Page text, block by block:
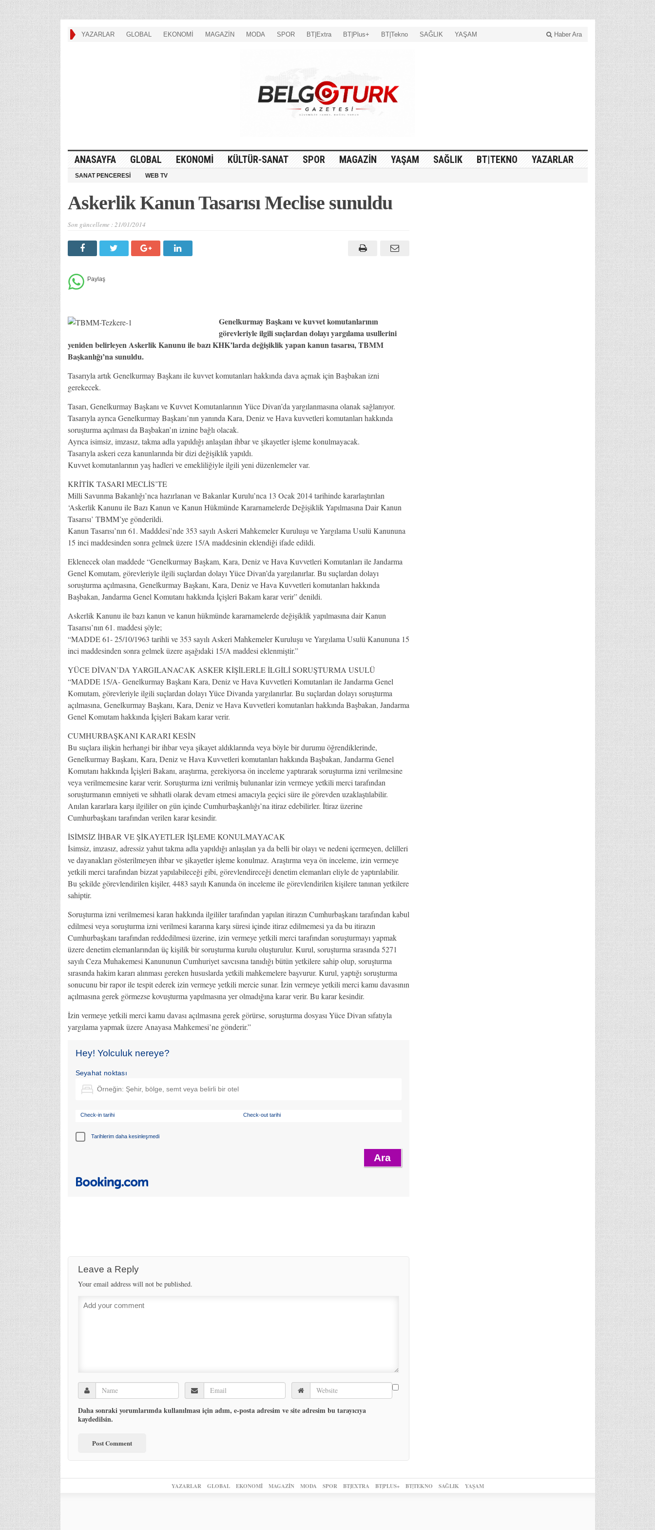
YAZARLAR GLOBAL EKONOMİ MAGAZİN MODA SPOR BT|Extra BT|Plus+ BT|Tekno SAĞLIK YAŞAM Haber Ara
ANASAYFA GLOBAL EKONOMİ KÜLTÜR-SANAT SPOR MAGAZİN YAŞAM SAĞLIK BT|TEKNO YAZARLAR
SANAT PENCERESİ WEB TV
Askerlik Kanun Tasarısı Meclise sunuldu
Son güncelleme :21/01/2014
Genelkurmay Başkanı ve kuvvet komutanlarının
görevleriyle ilgili suçlardan dolayı yargılama usullerini
yeniden belirleyen Askerlik Kanunu ile bazı KHK’larda değişiklik yapan kanun tasarısı, TBMM
Başkanlığı’na sunuldu.
Tasarıyla artık Genelkurmay Başkanı ile kuvvet komutanları hakkında dava açmak için Başbakan izni
gerekecek.
Tasarı, Genelkurmay Başkanı ve Kuvvet Komutanlarının Yüce Divan’da yargılanmasına olanak sağlanıyor.
Tasarıyla ayrıca Genelkurmay Başkanı’nın yanında Kara, Deniz ve Hava kuvvetleri komutanları hakkında
soruşturma açılması da Başbakan’ın iznine bağlı olacak.
Ayrıca isimsiz, imzasız, takma adla yapıldığı anlaşılan ihbar ve şikayetler işleme konulmayacak.
Tasarıyla askeri ceza kanunlarında bir dizi değişiklik yapıldı.
Kuvvet komutanlarının yaş hadleri ve emekliliğiyle ilgili yeni düzenlemeler var.
KRİTİK TASARI MECLİS’TE
Milli Savunma Bakanlığı’nca hazırlanan ve Bakanlar Kurulu’nca 13 Ocak 2014 tarihinde kararlaştırılan
‘Askerlik Kanunu ile Bazı Kanun ve Kanun Hükmünde Kararnamelerde Değişiklik Yapılmasına Dair Kanun
Tasarısı’ TBMM’ye gönderildi.
Kanun Tasarısı’nın 61. Madddesi’nde 353 sayılı Askeri Mahkemeler Kuruluşu ve Yargılama Usulü Kanununa
15 inci maddesinden sonra gelmek üzere 15/A maddesinin eklendiği ifade edildi.
Eklenecek olan maddede “Genelkurmay Başkam, Kara, Deniz ve Hava Kuvvetleri Komutanları ile Jandarma
Genel Komutam, görevleriyle ilgili suçlardan dolayı Yüce Divan’da yargılanırlar. Bu suçlardan dolayı
soruşturma açılmasına, Genelkurmay Başkanı, Kara, Deniz ve Hava Kuvvetleri komutanları hakkında
Başbakan, Jandarma Genel Komutanı hakkında İçişleri Bakam karar verir” denildi.
Askerlik Kanunu ile bazı kanun ve kanun hükmünde kararnamelerde değişiklik yapılmasına dair Kanun
Tasarısı’nın 61. maddesi şöyle;
“MADDE 61- 25/10/1963 tarihli ve 353 sayılı Askeri Mahkemeler Kuruluşu ve Yargılama Usulü Kanununa 15
inci maddesinden sonra gelmek üzere aşağıdaki 15/A maddesi eklenmiştir.”
YÜCE DİVAN’DA YARGILANACAK ASKER KİŞİLERLE İLGİLİ SORUŞTURMA USULÜ
“MADDE 15/A- Genelkurmay Başkanı Kara, Deniz ve Hava Kuvvetleri Komutanları ile Jandarma Genel
Komutam, görevleriyle ilgili suçlardan dolayı Yüce Divanda yargılanırlar. Bu suçlardan dolayı soruşturma
açılmasına, Genelkurmay Başkanı, Kara, Deniz ve Hava Kuvvetleri komutanları hakkında Başbakan, Jandarma
Genel Komutam hakkında İçişleri Bakam karar verir.
CUMHURBAŞKANI KARARI KESİN
Bu suçlara ilişkin herhangi bir ihbar veya şikayet aldıklarında veya böyle bir durumu öğrendiklerinde,
Genelkurmay Başkanı, Kara, Deniz ve Hava Kuvvetleri komutanları hakkında Başbakan, Jandarma Genel
Komutanı hakkında İçişleri Bakanı, araştırma, gerekiyorsa ön inceleme yaptırarak soruşturma izni verilmesine
veya verilmemesine karar verir. Soruşturma izni verilmiş bulunanlar izin vermeye yetkili merci tarafından
soruşturmanın emniyeti ve sıhhatli olarak devam etmesi amacıyla geçici süre ile görevden uzaklaştılabilir.
Anılan kararlara karşı ilgililer on gün içinde Cumhurbaşkanlığı’na itiraz edebilirler. İtiraz üzerine
Cumhurbaşkanı tarafından verilen karar kesindir.
İSİMSİZ İHBAR VE ŞİKAYETLER İŞLEME KONULMAYACAK
İsimsiz, imzasız, adressiz yahut takma adla yapıldığı anlaşılan ya da belli bir olayı ve nedeni içermeyen, delilleri
ve dayanakları gösterilmeyen ihbar ve şikayetler işleme konulmaz. Araştırma veya ön inceleme, izin vermeye
yetkili merci tarafından bizzat yapılabileceği gibi, görevlendireceği denetim elemanları eliyle de yaptırılabilir.
Bu şekilde görevlendirilen kişiler, 4483 sayılı Kanunda ön inceleme ile görevlendirilen kişilere tanınan yetkilere
sahiptir.
Soruşturma izni verilmemesi karan hakkında ilgililer tarafından yapılan itirazın Cumhurbaşkanı tarafından kabul
edilmesi veya soruşturma izni verilmesi kararına karşı süresi içinde itiraz edilmemesi ya da bu itirazın
Cumhurbaşkanı tarafından reddedilmesi üzerine, izin vermeye yetkili merci tarafından soruşturmayı yapmak
üzere denetim elemanlarından üç kişilik bir soruşturma kurulu oluşturulur. Kurul, soruşturma sırasında 5271
sayılı Ceza Muhakemesi Kanununun Cumhuriyet savcısına tanıdığı bütün yetkilere sahip olup, soruşturma
sırasında hakim kararı alınması gereken hususlarda yetkili mahkemelere başvurur. Kurul, yaptığı soruşturma
sonucunu bir rapor ile tespit ederek izin vermeye yetkili mercie sunar. İzin vermeye yetkili merci kamu davasının
açılmasına gerek görmezse kovuşturma yapılmasına yer olmadığına karar verir. Bu karar kesindir.
İzin vermeye yetkili merci kamu davası açılmasına gerek görürse, soruşturma dosyası Yüce Divan sıfatıyla
yargılama yapmak üzere Anayasa Mahkemesi’ne gönderir.”
Hey! Yolculuk nereye?
Seyahat noktası
Check-in tarihi Check-out tarihi
Tarihlerim daha kesinleşmedi
Leave a Reply
Your email address will not be published.
Daha sonraki yorumlarımda kullanılması için adım, e-posta adresim ve site adresim bu tarayıcıya
kaydedilsin.
YAZARLAR GLOBAL EKONOMİ MAGAZİN MODA SPOR BT|EXTRA BT|PLUS+ BT|TEKNO SAĞLIK YAŞAM